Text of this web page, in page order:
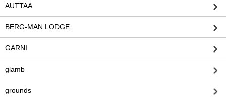
AUTTAA
BERG-MAN LODGE
GARNI
glamb
grounds